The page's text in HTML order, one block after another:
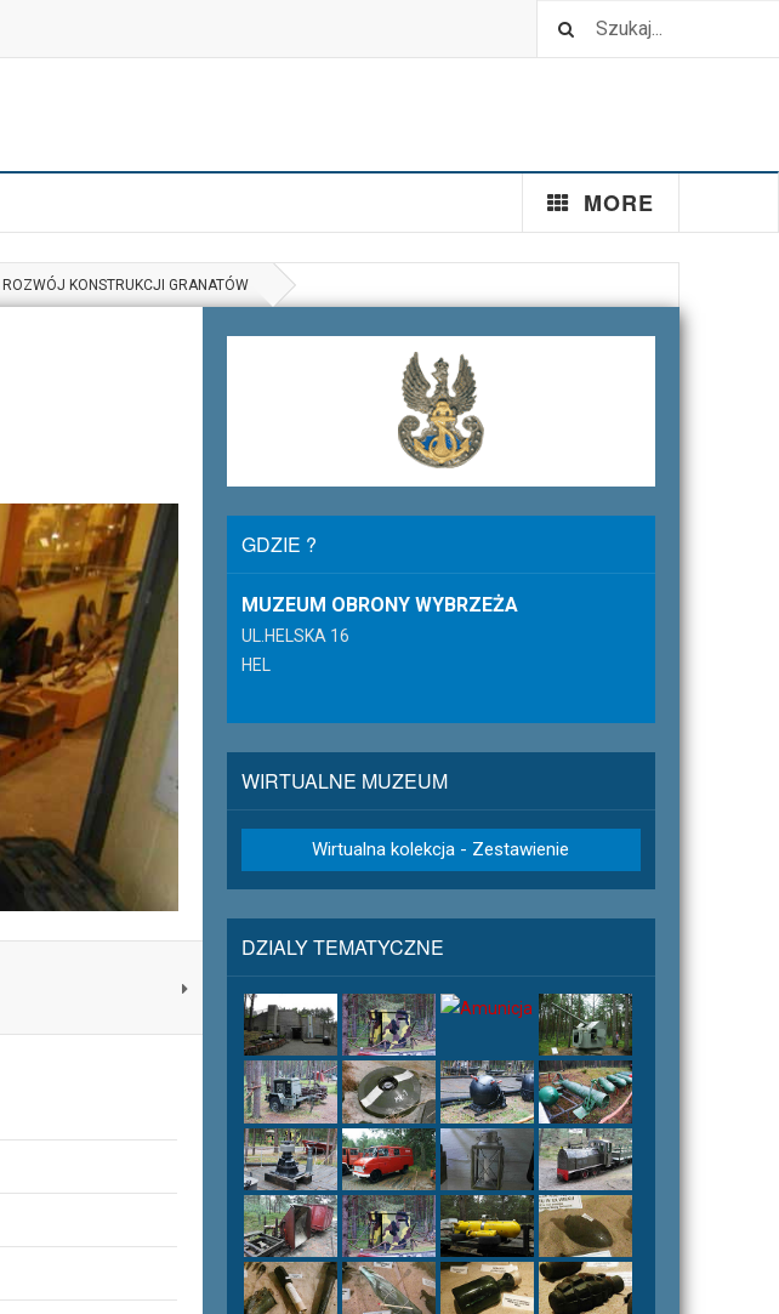
MORE
ROZWÓJ KONSTRUKCJI GRANATÓW
GDZIE ?
MUZEUM OBRONY WYBRZEŻA
UL.HELSKA 16
HEL
WIRTUALNE MUZEUM
Wirtualna kolekcja - Zestawienie
DZIALY TEMATYCZNE